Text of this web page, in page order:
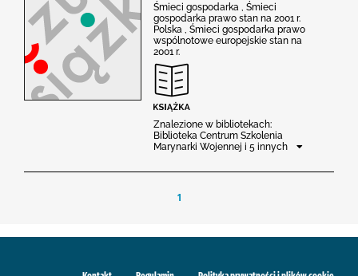
Śmieci gospodarka , Śmieci
gospodarka prawo stan na 2001 r.
Polska , Śmieci gospodarka prawo
wspólnotowe europejskie stan na
2001 r.
Znalezione w bibliotekach:
Biblioteka Centrum Szkolenia
Marynarki Wojennej i 5 innych
1